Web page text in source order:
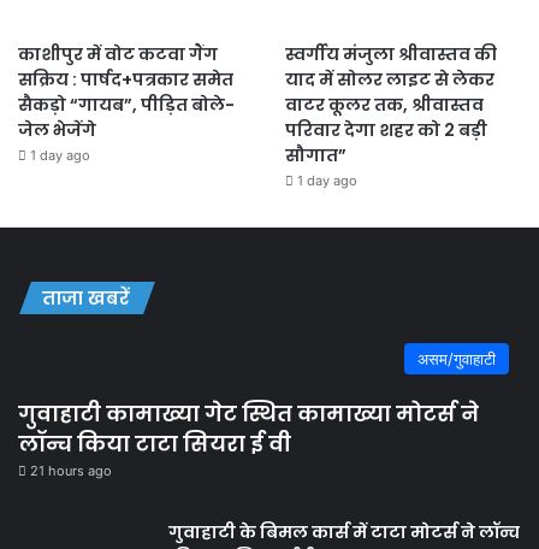
काशीपुर में वोट कटवा गैंग
सक्रिय : पार्षद+पत्रकार समेत
सैकड़ो “गायब”, पीड़ित बोले-
जेल भेजेंगे
1 day ago
स्वर्गीय मंजुला श्रीवास्तव की
याद में सोलर लाइट से लेकर
वाटर कूलर तक, श्रीवास्तव
परिवार देगा शहर को 2 बड़ी
सौगात”
1 day ago
ताजा खबरें
असम/गुवाहाटी
गुवाहाटी कामाख्या गेट स्थित कामाख्या मोटर्स ने
लॉन्च किया टाटा सियरा ई वी
21 hours ago
गुवाहाटी के बिमल कार्स में टाटा मोटर्स ने लॉन्च